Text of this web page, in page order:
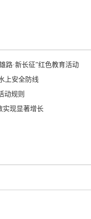
路·新长征”红色教育活动
上安全防线
动规则
实现显著增长